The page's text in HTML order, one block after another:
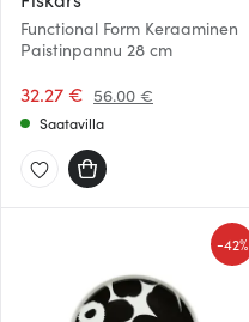
Functional Form Keraaminen
Paistinpannu 28 cm
32.27 € 56.00 €
Saatavilla
-42%